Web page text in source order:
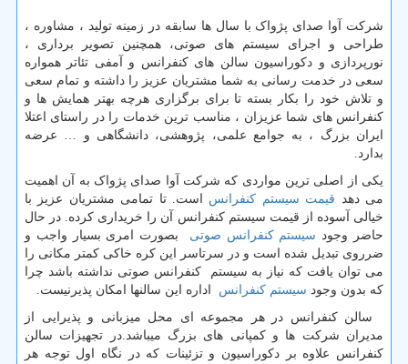
شرکت آوا صدای پژواک با سال ها سابقه در زمینه تولید ، مشاوره ،
طراحی و اجرای سیستم های صوتی، همچنین تصویر برداری ،
نورپردازی و دکوراسیون سالن های کنفرانس و آمفی تئاتر همواره
سعی در خدمت رسانی به شما مشتریان عزیز را داشته و تمام سعی
و تلاش خود را بکار بسته تا برای برگزاری هرچه بهتر همایش ها و
کنفرانس های شما عزیزان ، مناسب ترین خدمات را در راستای اعتلا
ایران بزرگ ، به جوامع علمی، پژوهشی، دانشگاهی و … عرضه
بدارد.
یکی از اصلی ترین مواردی که شرکت آوا صدای پژواک به آن اهمیت
می دهد قیمت سیستم کنفرانس است. تا تمامی مشتریان عزیز با
خیالی آسوده از قیمت سیستم کنفرانس آن را خریداری کرده. در حال
حاضر وجود سیستم کنفرانس صوتی بصورت امری بسیار واجب و
ضرروی تبدیل شده است و در سرتاسر این کره خاکی کمتر مکانی را
می توان یافت که نیاز به سیستم کنفرانس صوتی نداشته باشد چرا
که بدون وجود سیستم کنفرانس اداره این سالنها امکان پذیرنیست.
سالن کنفرانس در هر مجموعه ای محل میزبانی و پذیرایی از
مدیران شرکت ها و کمپانی های بزرگ میباشد.در تجهیزات سالن
کنفرانس علاوه بر دکوراسیون و تزئینات که در نگاه اول توجه هر